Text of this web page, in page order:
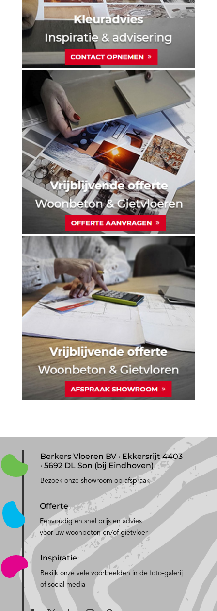
Berkers Vloeren BV · Ekkersrijt 4403
· 5692 DL Son (bij Eindhoven)
Bezoek onze showroom op afspraak
Offerte
Eenvoudig en snel prijs en advies
voor uw woonbeton en/of gietvloer
Inspiratie
Bekijk onze vele voorbeelden in de foto-galerij
of social media